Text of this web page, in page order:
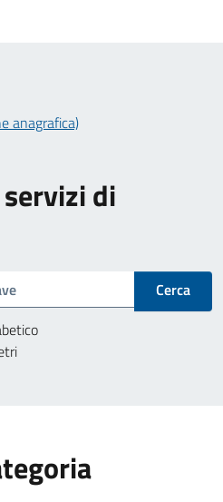
di
Cerca
anagrafica)